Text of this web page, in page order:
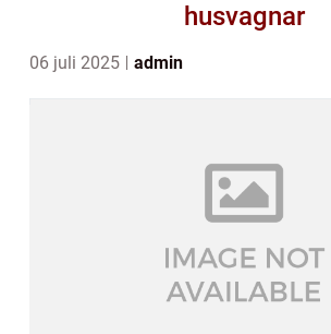
husvagnar
06 juli 2025 admin